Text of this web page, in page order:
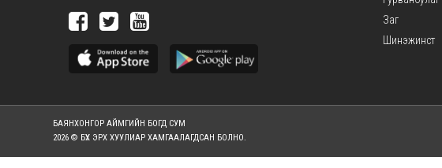
Заг
Шинэжинст
БАЯНХОНГОР АЙМГИЙН БОГД СУМ
2026 © БҮХ ЭРХ ХУУЛИАР ХАМГААЛАГДСАН БОЛНО.